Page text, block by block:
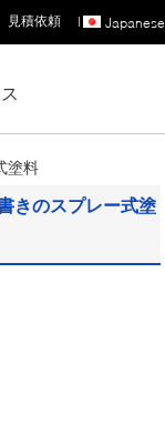
Japanese
見積依頼 |
塗料
きのスプレー式塗